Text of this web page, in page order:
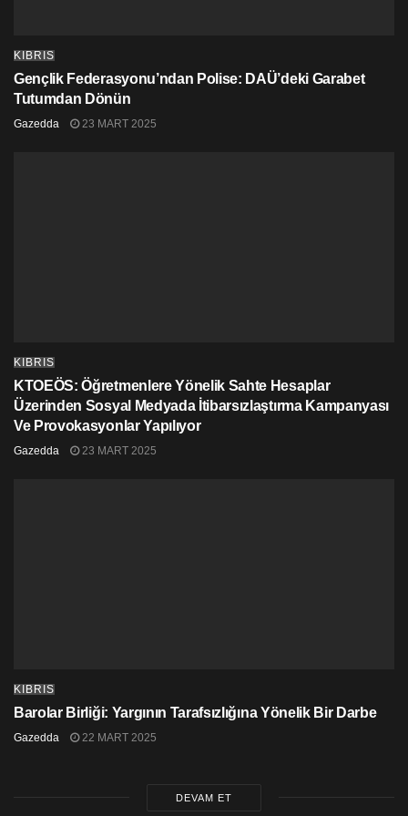
KIBRIS
Gençlik Federasyonu’ndan Polise: DAÜ’deki Garabet
Tutumdan Dönün
Gazedda 23 MART 2025
KIBRIS
KTOEÖS: Öğretmenlere Yönelik Sahte Hesaplar
Üzerinden Sosyal Medyada İtibarsızlaştırma Kampanyası
Ve Provokasyonlar Yapılıyor
Gazedda 23 MART 2025
KIBRIS
Barolar Birliği: Yargının Tarafsızlığına Yönelik Bir Darbe
Gazedda 22 MART 2025
DEVAM ET